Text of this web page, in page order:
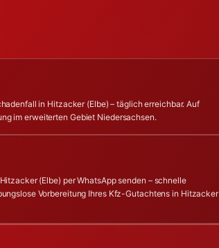
in Hitzacker (Elbe) – täglich erreichbar. Auf
im erweiterten Gebiet Niedersachsen.
(Elbe) per WhatsApp senden – schnelle
Vorbereitung Ihres Kfz-Gutachtens in Hitzacker